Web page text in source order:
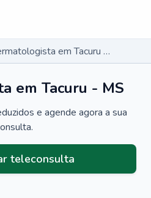
Dermatologista em Tacuru - MS
em Tacuru - MS
e agende agora a sua
teleconsulta